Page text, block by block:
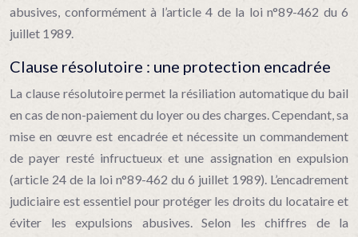
abusives, conformément à l’article 4 de la loi n°89-462 du 6
juillet 1989.
Clause résolutoire : une protection encadrée
La clause résolutoire permet la résiliation automatique du bail
en cas de non-paiement du loyer ou des charges. Cependant, sa
mise en œuvre est encadrée et nécessite un commandement
de payer resté infructueux et une assignation en expulsion
(article 24 de la loi n°89-462 du 6 juillet 1989). L’encadrement
judiciaire est essentiel pour protéger les droits du locataire et
éviter les expulsions abusives. Selon les chiffres de la